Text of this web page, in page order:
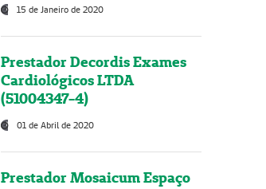
15 de Janeiro de 2020
Prestador Decordis Exames
Cardiológicos LTDA
(51004347-4)
01 de Abril de 2020
Prestador Mosaicum Espaço